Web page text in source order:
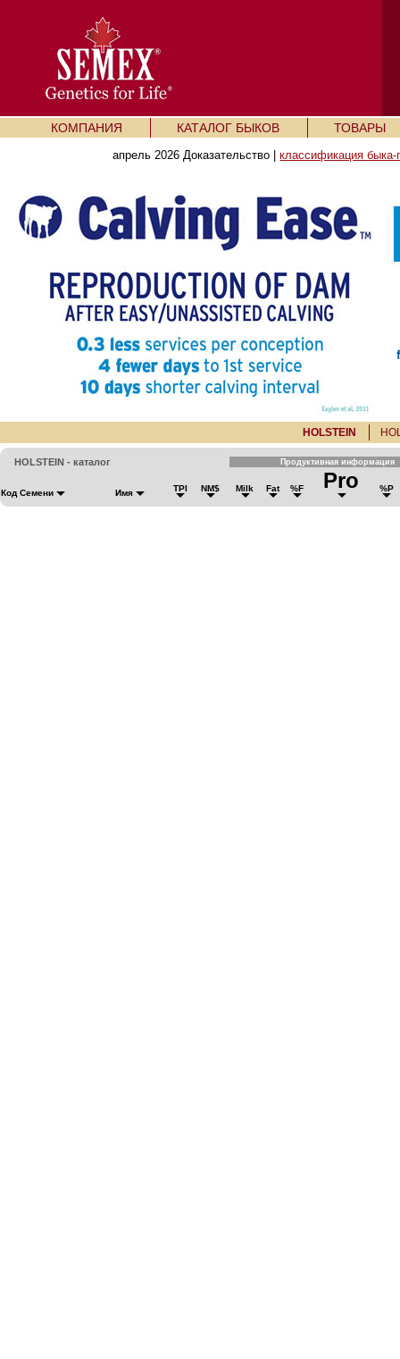
КОМПАНИЯ КАТАЛОГ БЫКОВ ТОВАРЫ
апрель 2026 Доказательство |классификация
HOLSTEIN
HOLSTEIN - каталог Продуктивная информация
Код Семени Имя TPI NM$ Milk Fat %F Pro %P